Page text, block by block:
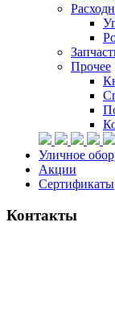
Прочее
Уличное
Акции
Сертификаты
Контакты